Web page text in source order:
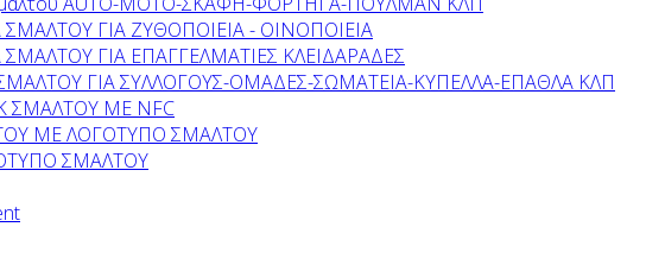
ΣΜΑΛΤΟΥ ΓΙΑ ΖΥΘΟΠΟΙΕΙΑ - ΟΙΝΟΠΟΙΕΙΑ
ΓΙΑ ΕΠΑΓΓΕΛΜΑΤΙΕΣ ΚΛΕΙΔΑΡΑΔΕΣ
ΓΙΑ ΣΥΛΛΟΓΟΥΣ-ΟΜΑΔΕΣ-ΣΩΜΑΤEΙΑ-ΚΥΠΕΛΛΑ-ΕΠΑΘΛΑ ΚΛΠ
ΣΜΑΛΤΟΥ ΜΕ NFC
ΜΕ ΛΟΓΟΤΥΠΟ ΣΜΑΛΤΟΥ
ΣΜΑΛΤΟΥ